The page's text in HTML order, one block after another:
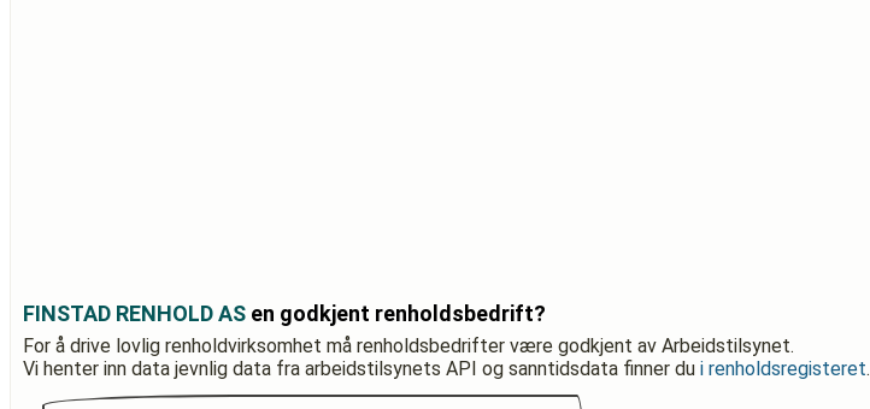
FINSTAD RENHOLD AS en godkjent renholdsbedrift?
For å drive lovlig renholdvirksomhet må renholdsbedrifter være godkjent av Arbeidstilsynet.
Vi henter inn data jevnlig data fra arbeidstilsynets API og sanntidsdata finner du i renholdsregisteret.